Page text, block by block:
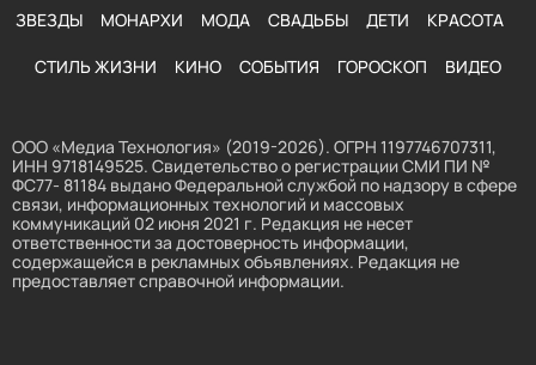
ЗВЕЗДЫ МОНАРХИ МОДА СВАДЬБЫ ДЕТИ КРАСОТА
СТИЛЬ ЖИЗНИ КИНО СОБЫТИЯ ГОРОСКОП ВИДЕО
ООО «Медиа Технология» (2019-2026). ОГРН 1197746707311,
ИНН 9718149525. Свидетельство о регистрации СМИ ПИ №
ФС77- 81184 выдано Федеральной службой по надзору в сфере
связи, информационных технологий и массовых
коммуникаций 02 июня 2021 г. Редакция не несет
ответственности за достоверность информации,
содержащейся в рекламных объявлениях. Редакция не
предоставляет справочной информации.